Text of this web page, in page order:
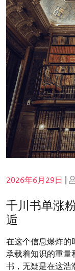
Posted
2026年6月29日 |
千川书单涨
逅
在这个信息爆炸的
承载着知识的重量
书，无疑是在这浩